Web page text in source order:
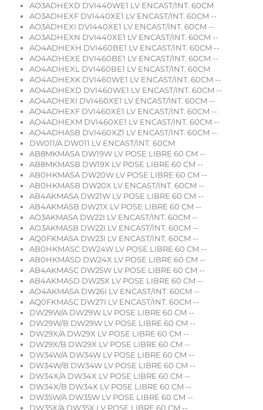
AO3ADHEXD DVI440WE1 LV ENCAST/INT. 60CM
AO3ADHEXF DVI440XE1 LV ENCAST/INT. 60CM --
AO3ADHEXI DVI440XE1 LV ENCAST/INT. 60CM --
AO3ADHEXN DVI440XE1 LV ENCAST/INT. 60CM --
AO4ADHEXH DVI460BE1 LV ENCAST/INT. 60CM --
AO4ADHEXE DVI460BE1 LV ENCAST/INT. 60CM --
AO4ADHEXL DVI460BE1 LV ENCAST/INT. 60CM
AO4ADHEXK DVI460WE1 LV ENCAST/INT. 60CM --
AO4ADHEXD DVI460WE1 LV ENCAST/INT. 60CM --
AO4ADHEXI DVI460XE1 LV ENCAST/INT. 60CM --
AO4ADHEXF DVI460XE1 LV ENCAST/INT. 60CM --
AO4ADHEXM DVI460XE1 LV ENCAST/INT. 60CM --
AO4ADHASB DVI460XZ1 LV ENCAST/INT. 60CM --
DW011/A DW011 LV ENCAST/INT. 60CM
AB8MKMASA DW19W LV POSE LIBRE 60 CM --
AB8MKMASB DW19X LV POSE LIBRE 60 CM --
AB0HKMASA DW20W LV POSE LIBRE 60 CM --
AB0HKMASB DW20X LV ENCAST/INT. 60CM --
AB4AKMASA DW21W LV POSE LIBRE 60 CM --
AB4AKMASB DW21X LV POSE LIBRE 60 CM --
AO3AKMASA DW22I LV ENCAST/INT. 60CM --
AO3AKMASB DW22I LV ENCAST/INT. 60CM --
AQ0FKMASA DW23I LV ENCAST/INT. 60CM --
AB0HKMASC DW24W LV POSE LIBRE 60 CM --
AB0HKMASD DW24X LV POSE LIBRE 60 CM --
AB4AKMASC DW25W LV POSE LIBRE 60 CM --
AB4AKMASD DW25X LV POSE LIBRE 60 CM --
AO4AKMASA DW26I LV ENCAST/INT. 60CM --
AQ0FKMASC DW27I LV ENCAST/INT. 60CM --
DW29W/A DW29W LV POSE LIBRE 60 CM --
DW29W/B DW29W LV POSE LIBRE 60 CM --
DW29X/A DW29X LV POSE LIBRE 60 CM --
DW29X/B DW29X LV POSE LIBRE 60 CM --
DW34W/A DW34W LV POSE LIBRE 60 CM --
DW34W/B DW34W LV POSE LIBRE 60 CM --
DW34X/A DW34X LV POSE LIBRE 60 CM --
DW34X/B DW34X LV POSE LIBRE 60 CM --
DW35W/A DW35W LV POSE LIBRE 60 CM --
DW35X/A DW35X LV POSE LIBRE 60 CM --